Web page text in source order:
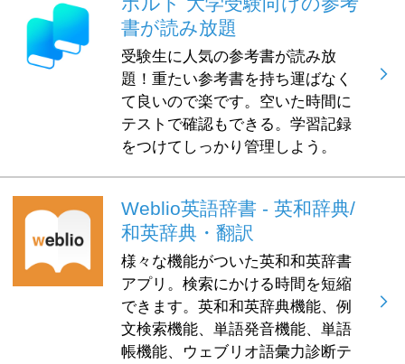
書が読み放題
受験生に人気の参考書が読み放
題！重たい参考書を持ち運ばなく
て良いので楽です。空いた時間に
テストで確認もできる。学習記録
をつけてしっかり管理しよう。
Weblio英語辞書 - 英和辞典/
和英辞典・翻訳
様々な機能がついた英和和英辞書
アプリ。検索にかける時間を短縮
できます。英和和英辞典機能、例
文検索機能、単語発音機能、単語
帳機能、ウェブリオ語彙力診断テ